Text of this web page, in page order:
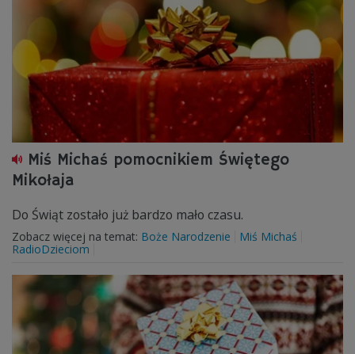
Miś Michaś pomocnikiem Świętego
Mikołaja
Do Świąt zostało już bardzo mało czasu.
Zobacz więcej na temat: Boże Narodzenie
Miś Michaś
RadioDzieciom